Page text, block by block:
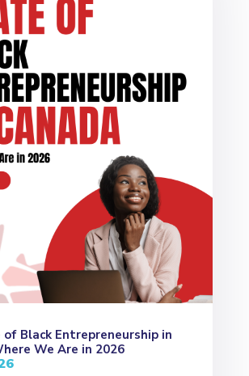
Black Entrepreneurship in
We Are in 2026